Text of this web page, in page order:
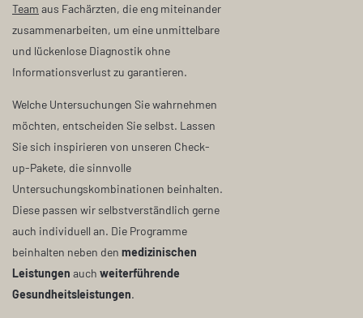
Team aus Fachärzten, die eng miteinander
zusammenarbeiten, um eine unmittelbare
und lückenlose Diagnostik ohne
Informationsverlust zu garantieren.
Welche Untersuchungen Sie wahrnehmen
möchten, entscheiden Sie selbst. Lassen
Sie sich inspirieren von unseren Check-
up-Pakete, die sinnvolle
Untersuchungskombinationen beinhalten.
Diese passen wir selbstverständlich gerne
auch individuell an. Die Programme
beinhalten neben den medizinischen
Leistungen auch weiterführende
Gesundheitsleistungen.